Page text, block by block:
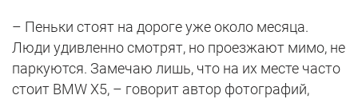
– Пеньки стоят на дороге уже около месяца.
Люди удивленно смотрят, но проезжают мимо, не
паркуются. Замечаю лишь, что на их месте часто
стоит BMW X5, – говорит автор фотографий,